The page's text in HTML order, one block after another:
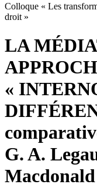
Colloque « Les
droit »
LA
«
G. A.
Macdonald